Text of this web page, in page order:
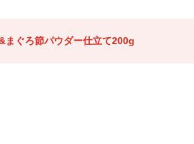
まぐろ節パウダー仕立て200g